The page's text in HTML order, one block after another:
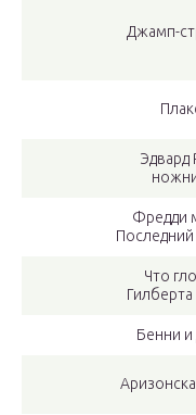
Джамп-
Эдвард
Фредди
Что
Гилберта
Бенни